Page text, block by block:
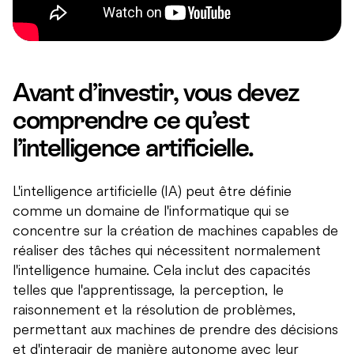
Avant d’investir, vous devez
comprendre ce qu’est
l’intelligence artificielle.
L'intelligence artificielle (IA) peut être définie
comme un domaine de l'informatique qui se
concentre sur la création de machines capables de
réaliser des tâches qui nécessitent normalement
l'intelligence humaine. Cela inclut des capacités
telles que l'apprentissage, la perception, le
raisonnement et la résolution de problèmes,
permettant aux machines de prendre des décisions
et d'interagir de manière autonome avec leur